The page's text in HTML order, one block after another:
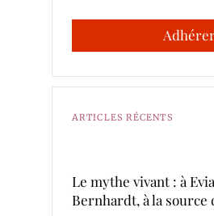
ARTICLES RÉCENTS
Le mythe vivant : à
Bernhardt, à la source